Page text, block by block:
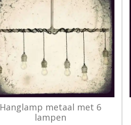
Hanglamp metaal met 6
lampen